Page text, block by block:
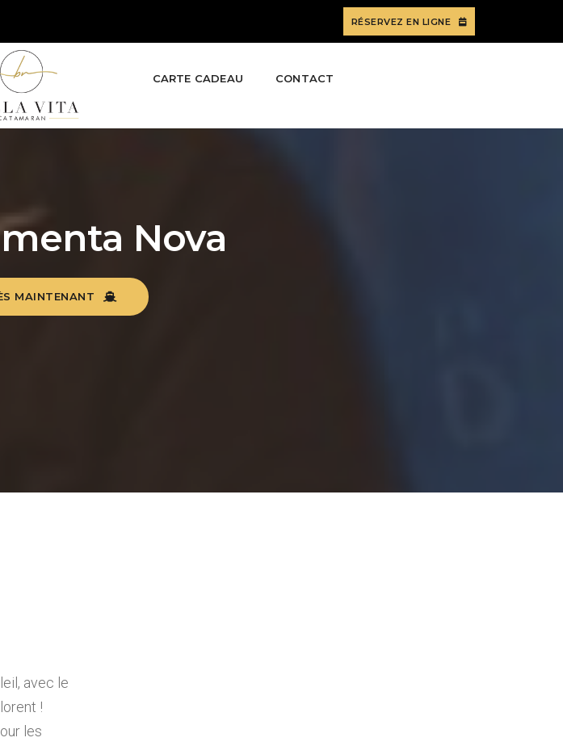
RÉSERVEZ EN LIGNE
CARTE CADEAU CONTACT
Nova
MAINTENANT
avec le
!
les